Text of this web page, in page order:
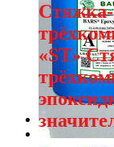
Стяжка-
«ST»